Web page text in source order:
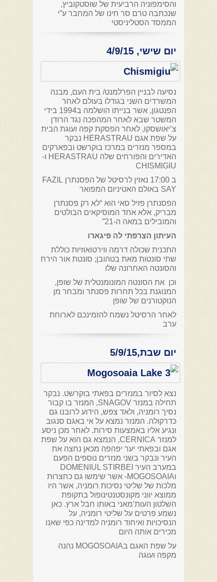
והסימפוניה הרביעית של שוסטקוביץ,
שנכתבה טרם סר חינו של המחבר ע”י
הממסד הסטליניסטי
יום שישי, 4/9/15
נסיעה לבניין הפרלמנט/ בית העם, מבנה
המשרדים השני בגודלו בעולם לאחר
הפנטגון, אשר בנייתו הושלמה ב1994 בידי
המשטר שבא לאחר המהפכה נגד הרודן
צ’יאושסקו, לאחר הפסקת קפה ועוגת הבית
על שפת אגם HERASTRAU נבקר
במספר מנזרים במרכז בוקרשט ובפארקים
האדירים והפורחים שלה HERASTRAU ו-
CHISMIGIU
ב 17:00 נאזין לרסיטל של הפסנתרן FAZIL
SAY באולם האטיניום המפואר
הפסנתרן פזיל סאי הוא “לא רק פסנתרן
מבריק, אלא אחד המוסיקאים הבולטים
והמובילים במאה ה-21”
העיתון הצרפתי לה פיגארו
התכנית שכולה דרמה ווירטואוזיות כוללת
שתי סונטות מאת בטהובן; סונטת אור הירח
והסונטה האחרונה שלו
וכן את הסונטה המונומנטלית של שופן,
המנוגנת בכל תחרות פסנתר ומבחר מן
הנוקטורנים של שופן
לאחר הרסיטל נשמח להזמינכם לארוחת
ערב
יום שבת,5/9/15
נצא לסיור במנזרים בפאתי בוקרשט. נבקר
תחילה במנזר SNAGOV, המנזר בו קבור
נסיך רומניה, ולאד צפש, הידוע לרובנו גם
כדרקולה. המנזר נמצא על אי באגם סנגוב
ונגיע אליו באמצעות סירות. לאחר מכן ניסע
למנזר CERNICA, הנמצא גם הוא על שפת
אגם ובפאתי יער יפהפה מכאן נחצה את
העיר ונבקר בשני מנזרים נוספים הפעם
במערב העיר DOMENIUL STIRBEI
וMOGOSOAIA- אשר שימשו גם כחצרות
מלכות של שליטי נסיכות רומניה, אשר היו
ממוצא יווני מקונסטנטינופול בתקופת
השלטון העות’מאני באותו חבל ארץ. כאן
נשמע פרטים על שליטי רומניה, על
הנסיכויות ואיחוד רומניה למדינה כפי שאנו
מכירים אותה היום
על שפת האגם בMOGOSOAIA נהנה
מקפה ועוגה